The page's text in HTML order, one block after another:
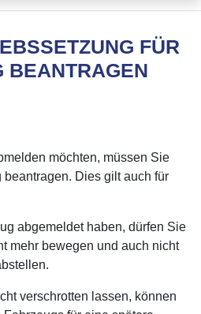
FÜR E
möchten, müssen Sie
Dies gilt auch für
abgemeldet haben, dürfen Sie
mehr bewegen und auch nicht
verschrotten lassen, können